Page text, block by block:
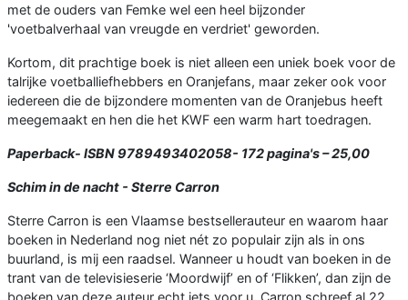
met de ouders van Femke wel een heel bijzonder
'voetbalverhaal van vreugde en verdriet' geworden.
Kortom, dit prachtige boek is niet alleen een uniek boek voor de
talrijke voetballiefhebbers en Oranjefans, maar zeker ook voor
iedereen die de bijzondere momenten van de Oranjebus heeft
meegemaakt en hen die het KWF een warm hart toedragen.
Paperback- ISBN 9789493402058- 172 pagina's – 25,00
Schim in de nacht - Sterre Carron
Sterre Carron is een Vlaamse bestsellerauteur en waarom haar
boeken in Nederland nog niet nét zo populair zijn als in ons
buurland, is mij een raadsel. Wanneer u houdt van boeken in de
trant van de televisieserie ‘Moordwijf’ en of ‘Flikken’, dan zijn de
boeken van deze auteur echt iets voor u. Carron schreef al 22